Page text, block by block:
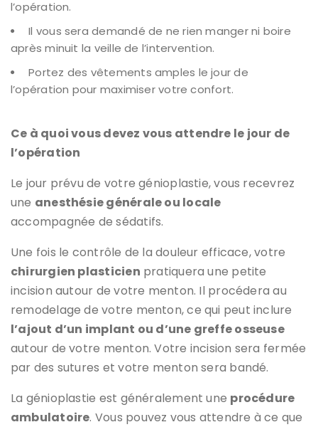
l’opération.
Il vous sera demandé de ne rien manger ni boire
après minuit la veille de l’intervention.
Portez des vêtements amples le jour de
l’opération pour maximiser votre confort.
Ce à quoi vous devez vous attendre le jour de
l’opération
Le jour prévu de votre génioplastie, vous recevrez
une anesthésie générale ou locale
accompagnée de sédatifs.
Une fois le contrôle de la douleur efficace, votre
chirurgien plasticien pratiquera une petite
incision autour de votre menton. Il procédera au
remodelage de votre menton, ce qui peut inclure
l’ajout d’un implant ou d’une greffe osseuse
autour de votre menton. Votre incision sera fermée
par des sutures et votre menton sera bandé.
La génioplastie est généralement une procédure
ambulatoire. Vous pouvez vous attendre à ce que